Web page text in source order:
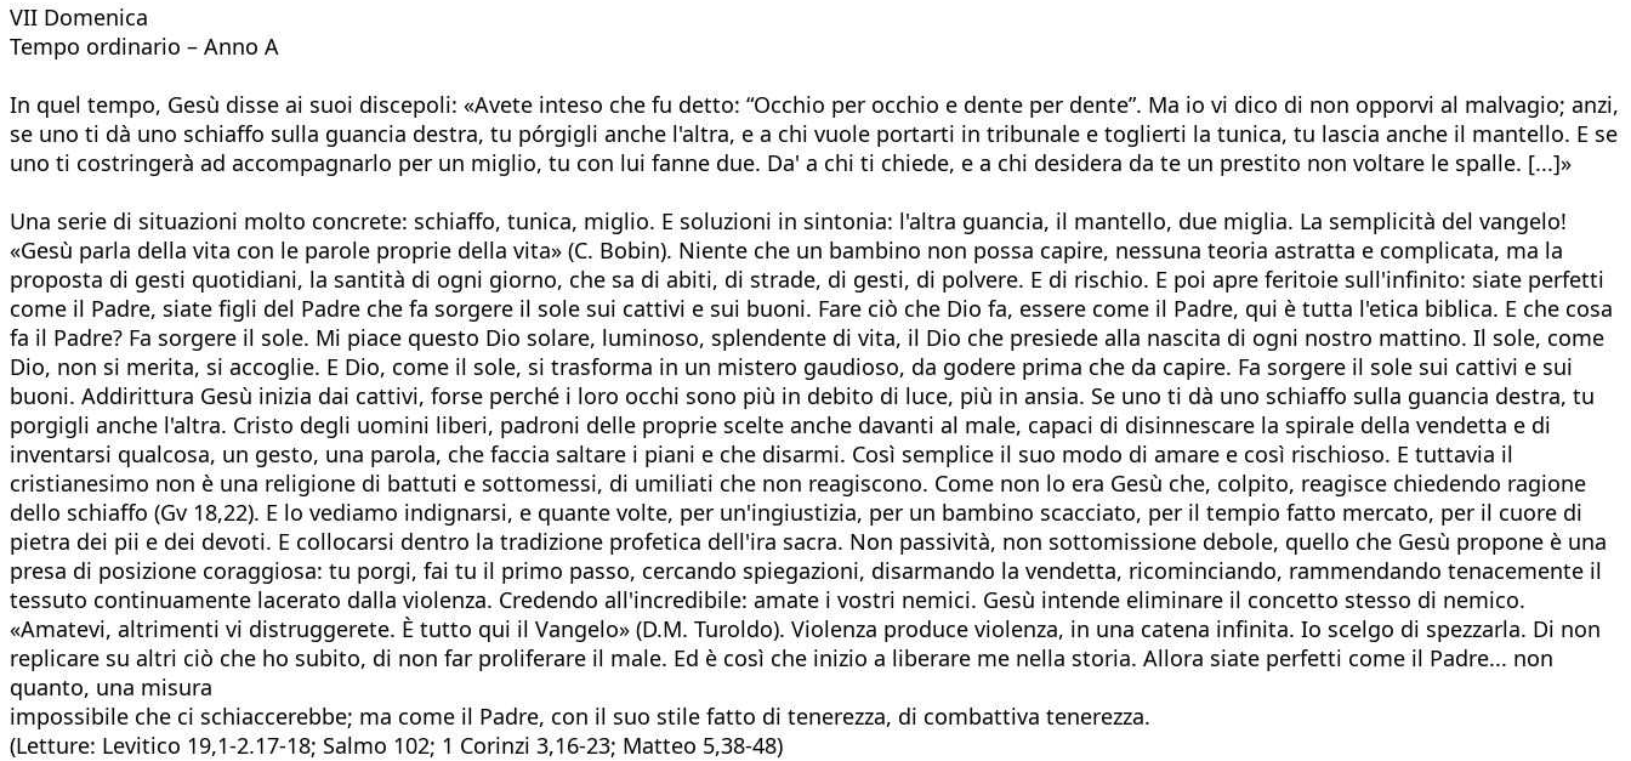
VII Domenica
Tempo ordinario – Anno A
In quel tempo, Gesù disse ai suoi discepoli: «Avete inteso che fu detto: “Occhio per occhio e dente per dente”. Ma io vi dico di non opporvi al malvagio; anzi,
se uno ti dà uno schiaffo sulla guancia destra, tu pórgigli anche l'altra, e a chi vuole portarti in tribunale e toglierti la tunica, tu lascia anche il mantello. E se
uno ti costringerà ad accompagnarlo per un miglio, tu con lui fanne due. Da' a chi ti chiede, e a chi desidera da te un prestito non voltare le spalle. [...]»
Una serie di situazioni molto concrete: schiaffo, tunica, miglio. E soluzioni in sintonia: l'altra guancia, il mantello, due miglia. La semplicità del vangelo!
«Gesù parla della vita con le parole proprie della vita» (C. Bobin). Niente che un bambino non possa capire, nessuna teoria astratta e complicata, ma la
proposta di gesti quotidiani, la santità di ogni giorno, che sa di abiti, di strade, di gesti, di polvere. E di rischio. E poi apre feritoie sull'infinito: siate perfetti
come il Padre, siate figli del Padre che fa sorgere il sole sui cattivi e sui buoni. Fare ciò che Dio fa, essere come il Padre, qui è tutta l'etica biblica. E che cosa
fa il Padre? Fa sorgere il sole. Mi piace questo Dio solare, luminoso, splendente di vita, il Dio che presiede alla nascita di ogni nostro mattino. Il sole, come
Dio, non si merita, si accoglie. E Dio, come il sole, si trasforma in un mistero gaudioso, da godere prima che da capire. Fa sorgere il sole sui cattivi e sui
buoni. Addirittura Gesù inizia dai cattivi, forse perché i loro occhi sono più in debito di luce, più in ansia. Se uno ti dà uno schiaffo sulla guancia destra, tu
porgigli anche l'altra. Cristo degli uomini liberi, padroni delle proprie scelte anche davanti al male, capaci di disinnescare la spirale della vendetta e di
inventarsi qualcosa, un gesto, una parola, che faccia saltare i piani e che disarmi. Così semplice il suo modo di amare e così rischioso. E tuttavia il
cristianesimo non è una religione di battuti e sottomessi, di umiliati che non reagiscono. Come non lo era Gesù che, colpito, reagisce chiedendo ragione
dello schiaffo (Gv 18,22). E lo vediamo indignarsi, e quante volte, per un'ingiustizia, per un bambino scacciato, per il tempio fatto mercato, per il cuore di
pietra dei pii e dei devoti. E collocarsi dentro la tradizione profetica dell'ira sacra. Non passività, non sottomissione debole, quello che Gesù propone è una
presa di posizione coraggiosa: tu porgi, fai tu il primo passo, cercando spiegazioni, disarmando la vendetta, ricominciando, rammendando tenacemente il
tessuto continuamente lacerato dalla violenza. Credendo all'incredibile: amate i vostri nemici. Gesù intende eliminare il concetto stesso di nemico.
«Amatevi, altrimenti vi distruggerete. È tutto qui il Vangelo» (D.M. Turoldo). Violenza produce violenza, in una catena infinita. Io scelgo di spezzarla. Di non
replicare su altri ciò che ho subito, di non far proliferare il male. Ed è così che inizio a liberare me nella storia. Allora siate perfetti come il Padre... non
quanto, una misura
impossibile che ci schiaccerebbe; ma come il Padre, con il suo stile fatto di tenerezza, di combattiva tenerezza.
(Letture: Levitico 19,1-2.17-18; Salmo 102; 1 Corinzi 3,16-23; Matteo 5,38-48)